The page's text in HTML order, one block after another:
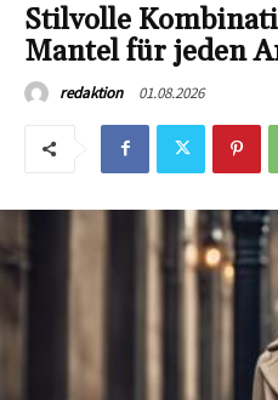
Stilvolle
Mantel für jeden
redaktion 01.08.2026